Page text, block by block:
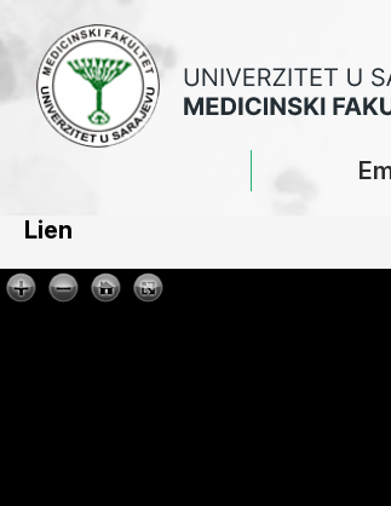
Lien